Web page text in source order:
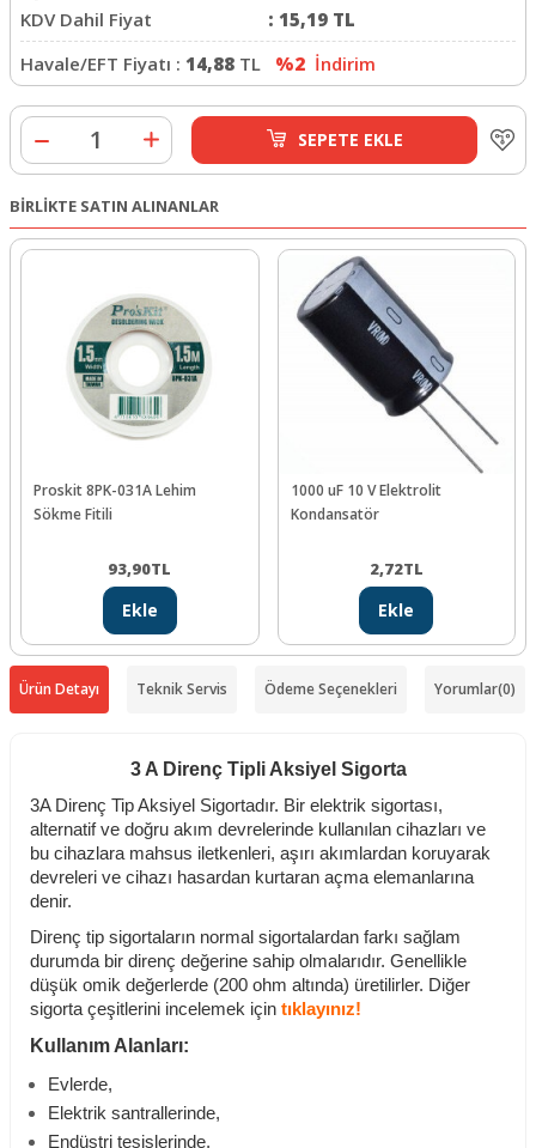
KDV Dahil Fiyat
: 15,19 TL
Havale/EFT Fiyatı : 14,88 TL %2 İndirim
SEPETE EKLE
BİRLİKTE SATIN ALINANLAR
Proskit 8PK-031A Lehim
Sökme Fitili
93,90TL
Ekle
1000 uF 10 V Elektrolit
Kondansatör
2,72TL
Ekle
Ürün Detayı Teknik Servis Ödeme Seçenekleri Yorumlar(0)
3 A Direnç Tipli Aksiyel Sigorta
3A Direnç Tip Aksiyel Sigortadır. Bir elektrik sigortası,
alternatif ve doğru akım devrelerinde kullanılan cihazları ve
bu cihazlara mahsus iletkenleri, aşırı akımlardan koruyarak
devreleri ve cihazı hasardan kurtaran açma elemanlarına
denir.
Direnç tip sigortaların normal sigortalardan farkı sağlam
durumda bir direnç değerine sahip olmalarıdır. Genellikle
düşük omik değerlerde (200 ohm altında) üretilirler. Diğer
sigorta çeşitlerini incelemek için tıklayınız!
Kullanım Alanları:
Evlerde,
Elektrik santrallerinde,
Endüstri tesislerinde,